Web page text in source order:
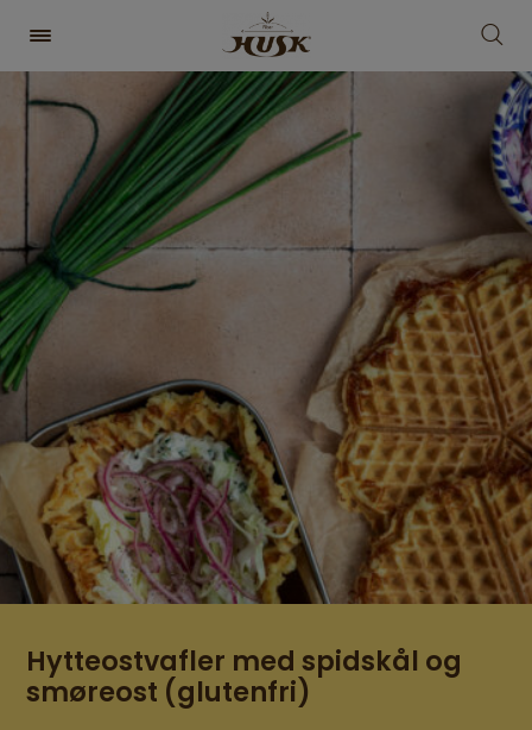
Hytteostvafler med spidskål og
smøreost (glutenfri)